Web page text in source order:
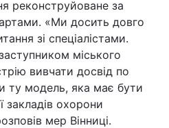
реконструйоване за
«Ми досить довго
зі спеціалістами.
міського
вивчати досвід по
ту модель, яка має бути
закладів охорони
мер Вінниці.